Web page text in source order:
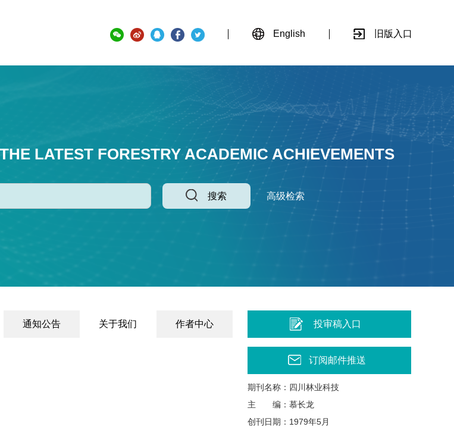
English 旧版入口
LATEST FORESTRY ACADEMIC ACHIEVEMENTS
搜索 高级检索
通知公告 关于我们 作者中心 投审稿入口
订阅邮件推送
期刊名称： 四川林业科技
主 编： 慕长龙
创刊日期： 1979年5月